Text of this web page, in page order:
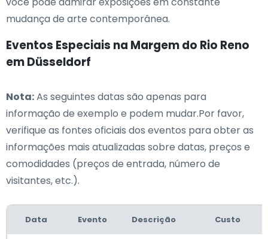
mudança de arte contemporânea.
Eventos Especiais na Margem do Rio Reno
em Düsseldorf
Nota:As seguintes datas são apenas para
informação de exemplo e podem mudar.Por favor,
verifique as fontes oficiais dos eventos para obter as
informações mais atualizadas sobre datas, preços e
comodidades (preços de entrada, número de
visitantes, etc.).
Data Evento Descrição Custo